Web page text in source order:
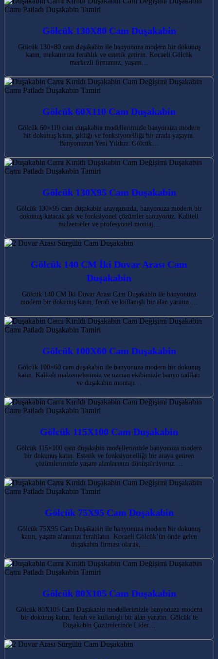
Gölcük 130X80 Cam Duşakabin
Gölcük 130×80 cam duşakabin ile banyonuza modern bir dokunuş
katın, mekanınıza ferahlık ve estetik getirin. Kocaeli Gölcük
merkezli firmamız, yaşam…
Gölcük 60X110 Cam Duşakabin
Gölcük 60×110 cam duşakabin modellerimizle banyonuza modern
bir dokunuş katın, şıklığı ve fonksiyonelliği bir arada yaşayın.
Banyonuzun Yeni Yıldızı: Gölcük…
Gölcük 130X95 Cam Duşakabin
Gölcük 130×95 cam duşakabin arayışınızda, banyonuza modern bir
dokunuş katacak şık ve fonksiyonel çözümler sunuyoruz. Kaliteli
malzemeler ve profesyonel montaj…
Gölcük 140 CM İki Duvar Arası Cam
Duşakabin
Gölcük 140 CM İki Duvar Arası Cam Duşakabin ile banyonuza
modern bir dokunuş katın, ferah ve kullanışlı bir alan yaratın.…
Gölcük 100X60 Cam Duşakabin
Gölcük 100×60 cam duşakabin ile banyonuza modern bir dokunuş
katın. Kaliteli malzemelerimiz ve uzman ekibimizle banyo tadilatı
ve duşakabin montajı…
Gölcük 115X100 Cam Duşakabin
Gölcük 115×100 cam duşakabin modellerimizle banyonuza modern
bir dokunuş katın. Estetik ve fonksiyonelliği bir araya getiren
çözümlerimizle yaşam alanlarınızı dönüştürüyoruz.…
Gölcük 75X95 Cam Duşakabin
Gölcük 75X95 Cam Duşakabin ile banyonuza modern bir dokunuş
katın, yaşam alanınızı ferahlatın. Kocaeli Gölcük’ün önde gelen
duşakabin firması olarak,…
Gölcük 80X105 Cam Duşakabin
Gölcük 80X105 Cam Duşakabin modellerimizle banyonuza modern
bir dokunuş katın, ferah ve kullanışlı bir alan yaratın. Gölcük’te
Duşakabin Çözümlerinde Lider…